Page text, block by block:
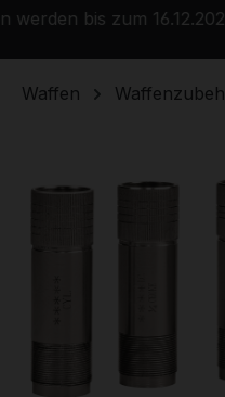
bis zum
Waffen
Bildergalerie